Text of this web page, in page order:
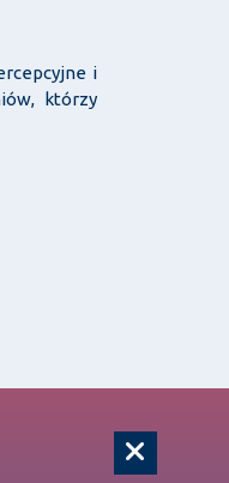
i
którzy